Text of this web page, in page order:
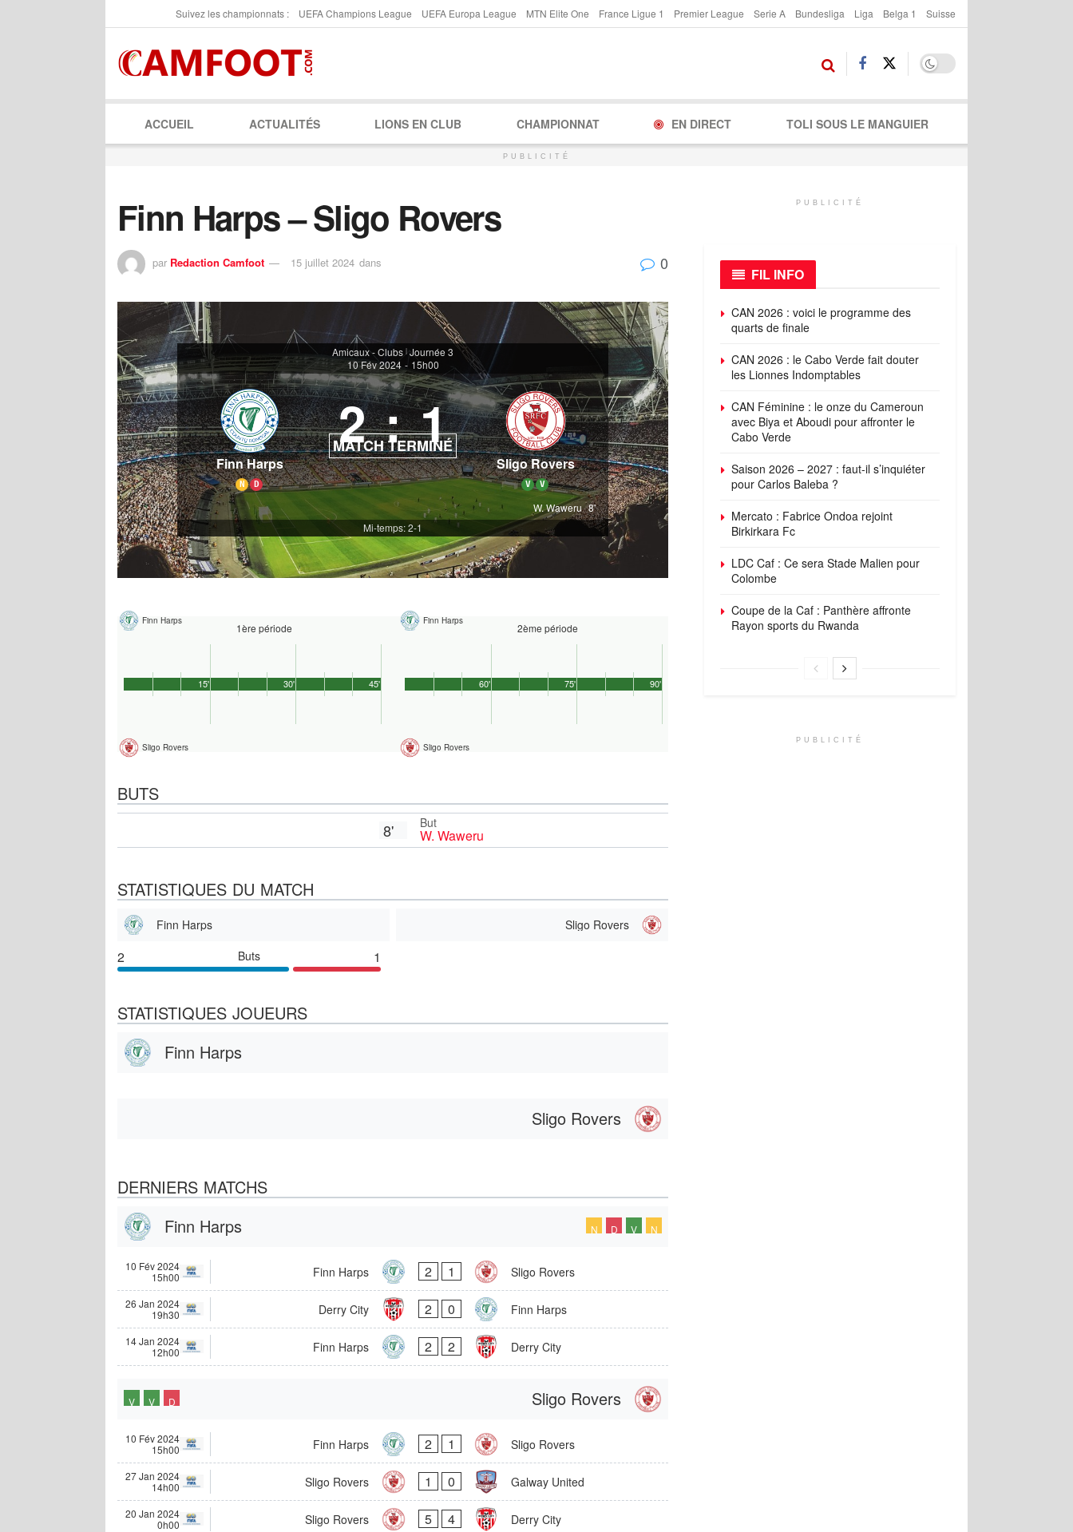
Suivez les championnats : UEFA Champions League UEFA Europa League MTN Elite One France Ligue 1 Premier League Serie A Bundesliga Liga Belga 1 Suisse
ACCUEIL ACTUALITÉS LIONS EN CLUB CHAMPIONNAT EN DIRECT TOLI SOUS LE MANGUIER
PUBLICITÉ
Finn Harps – Sligo Rovers
par Redaction Camfoot 15 juillet 2024 dans 0
Amicaux - Clubs | Journée 3
10 Fév 2024 - 15h00
Finn Harps
N D
2 : 1
MATCH TERMINÉ
Sligo Rovers
V V
W. Waweru 8'
Mi-temps: 2-1
Finn Harps
1ère période
Sligo Rovers
45'
15' 30'
Finn Harps
2ème période
Sligo Rovers
90'
60' 75'
BUTS
8' But
W. Waweru
STATISTIQUES DU MATCH
Finn Harps Sligo Rovers
2 Buts 1
STATISTIQUES JOUEURS
Finn Harps
Sligo Rovers
DERNIERS MATCHS
Finn Harps
N D V N
10 Fév 2024
15h00
Finn Harps 2 1 Sligo Rovers
26 Jan 2024
19h30
Derry City 2 0 Finn Harps
14 Jan 2024
12h00
Finn Harps 2 2 Derry City
Sligo Rovers
V V D
10 Fév 2024
15h00
Finn Harps 2 1 Sligo Rovers
27 Jan 2024
14h00
Sligo Rovers 1 0 Galway United
20 Jan 2024
0h00
Sligo Rovers 5 4 Derry City
PUBLICITÉ
FIL INFO
CAN 2026 : voici le programme des
quarts de finale
CAN 2026 : le Cabo Verde fait douter
les Lionnes Indomptables
CAN Féminine : le onze du Cameroun
avec Biya et Aboudi pour affronter le
Cabo Verde
Saison 2026 – 2027 : faut-il s’inquiéter
pour Carlos Baleba ?
Mercato : Fabrice Ondoa rejoint
Birkirkara Fc
LDC Caf : Ce sera Stade Malien pour
Colombe
Coupe de la Caf : Panthère affronte
Rayon sports du Rwanda
PUBLICITÉ